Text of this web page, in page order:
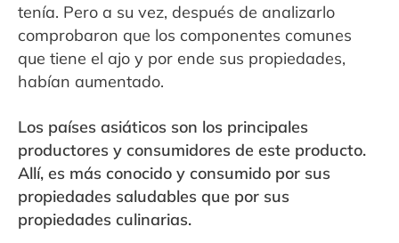
tenía. Pero a su vez, después de analizarlo
comprobaron que los componentes comunes
que tiene el ajo y por ende sus propiedades,
habían aumentado.
Los países asiáticos son los principales
productores y consumidores de este producto.
Allí, es más conocido y consumido por sus
propiedades saludables que por sus
propiedades culinarias.